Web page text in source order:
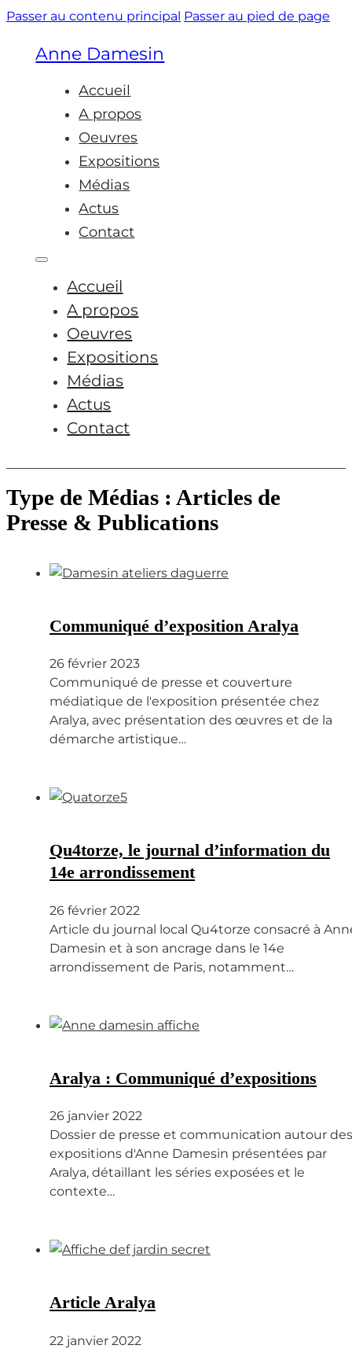
Passer au contenu principal Passer au pied de page
Anne Damesin
Accueil
A propos
Oeuvres
Expositions
Médias
Actus
Contact
Accueil
A propos
Oeuvres
Expositions
Médias
Actus
Contact
Type de Médias : Articles de
Presse & Publications
Communiqué d’exposition Aralya
26 février 2023
Communiqué de presse et couverture
médiatique de l'exposition présentée chez
Aralya, avec présentation des œuvres et de la
démarche artistique…
Qu4torze, le journal d’information du
14e arrondissement
26 février 2022
Article du journal local Qu4torze consacré à
Damesin et à son ancrage dans le 14e
arrondissement de Paris, notamment…
Aralya : Communiqué d’expositions
26 janvier 2022
Dossier de presse et communication autour des
expositions d'Anne Damesin présentées par
Aralya, détaillant les séries exposées et le
contexte…
Article Aralya
22 janvier 2022